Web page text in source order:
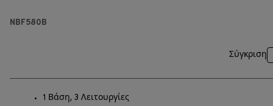
NBF580B
Σύγκριση
1 Βάση, 3 Λειτουργίες